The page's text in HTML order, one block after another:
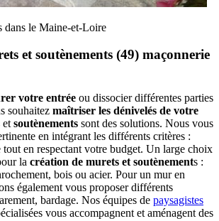
dans le Maine-et-Loire
et soutènements (49) maçonnerie
votre entrée ou dissocier différentes parties
souhaitez maîtriser les dénivelés de votre
et soutènements sont des solutions. Nous vous
en intégrant les différents critères :
tout en respectant votre budget. Un large choix
la création de murets et soutènements :
bois ou acier. Pour un mur en
également vous proposer différents
bardage. Nos équipes de paysagistes
vous accompagnent et aménagent des